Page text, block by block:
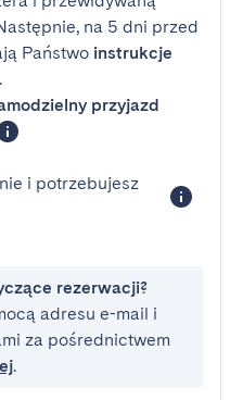
na 5 dni przed
Państwo instrukcje
.
przyjazd
i potrzebujesz
rezerwacji?
adresu e-mail i
za pośrednictwem
.